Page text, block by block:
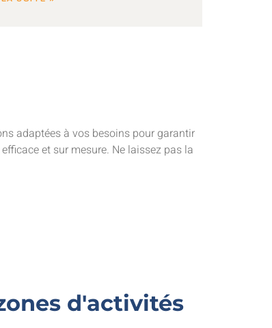
adaptées à vos besoins pour garantir
et sur mesure. Ne laissez pas la
d'activités